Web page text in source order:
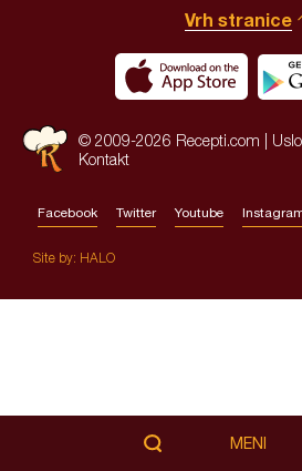
Vrh stranice
© 2009-2026 Recepti.com |
Kontakt
Facebook Twitter Youtube
Site by: HALO